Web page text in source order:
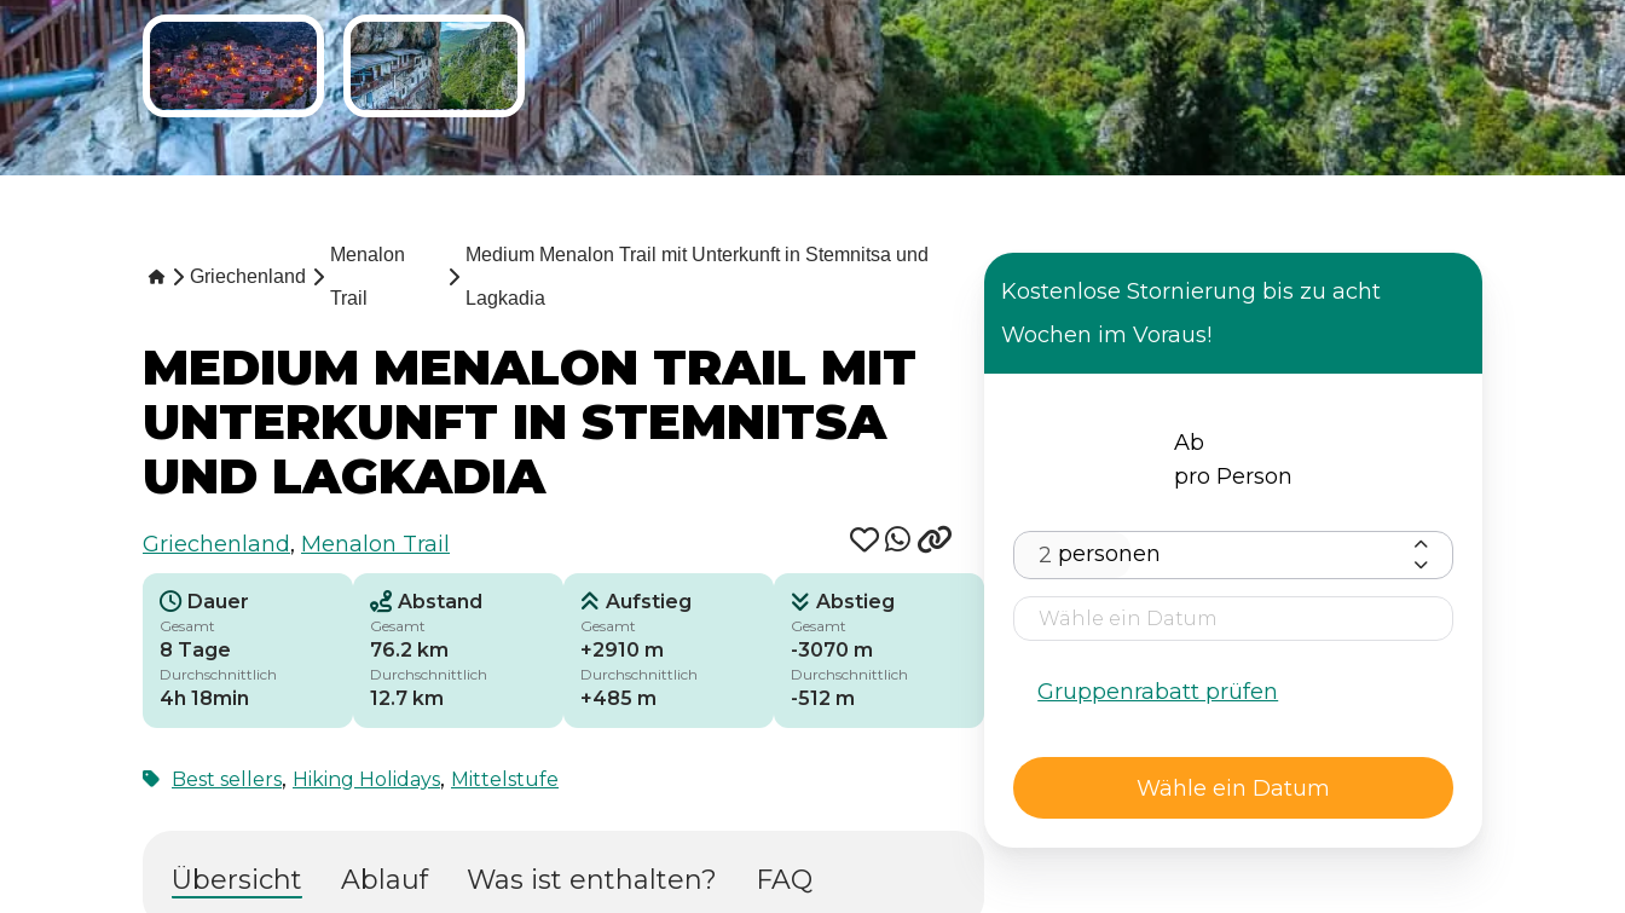
Griechenland
Menalon
Trail
Medium Menalon Trail mit Unterkunft in Stemnitsa und
Lagkadia
MEDIUM MENALON TRAIL MIT
UNTERKUNFT IN STEMNITSA
UND LAGKADIA
Griechenland, Menalon Trail
Dauer
Gesamt
8 Tage
Durchschnittlich
4h 18min
Abstand
Gesamt
76.2 km
Durchschnittlich
12.7 km
Aufstieg
Gesamt
+2910 m
Durchschnittlich
+485 m
Abstieg
Gesamt
-3070 m
Durchschnittlich
-512 m
Best sellers, Hiking Holidays, Mittelstufe
Übersicht Ablauf Was ist enthalten? FAQ
Kostenlose Stornierung bis zu acht
Wochen im Voraus!
Ab
pro Person
personen
Gruppenrabatt prüfen
Wähle ein Datum